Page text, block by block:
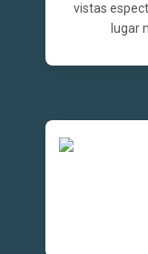
vistas
lugar